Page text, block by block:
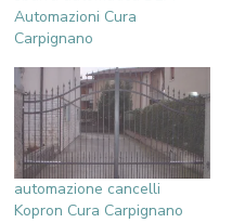
Automazioni Cura
Carpignano
automazione cancelli
Kopron Cura Carpignano